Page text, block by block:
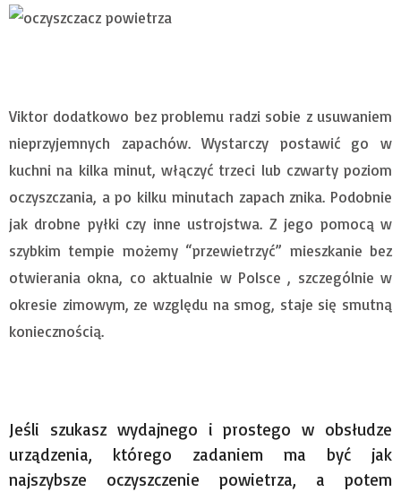
Viktor dodatkowo bez problemu radzi sobie z usuwaniem
nieprzyjemnych zapachów. Wystarczy postawić go w
kuchni na kilka minut, włączyć trzeci lub czwarty poziom
oczyszczania, a po kilku minutach zapach znika. Podobnie
jak drobne pyłki czy inne ustrojstwa. Z jego pomocą w
szybkim tempie możemy “przewietrzyć” mieszkanie bez
otwierania okna, co aktualnie w Polsce , szczególnie w
okresie zimowym, ze względu na smog, staje się smutną
koniecznością.
Jeśli szukasz wydajnego i prostego w obsłudze
urządzenia, którego zadaniem ma być jak
najszybsze oczyszczenie powietrza, a potem